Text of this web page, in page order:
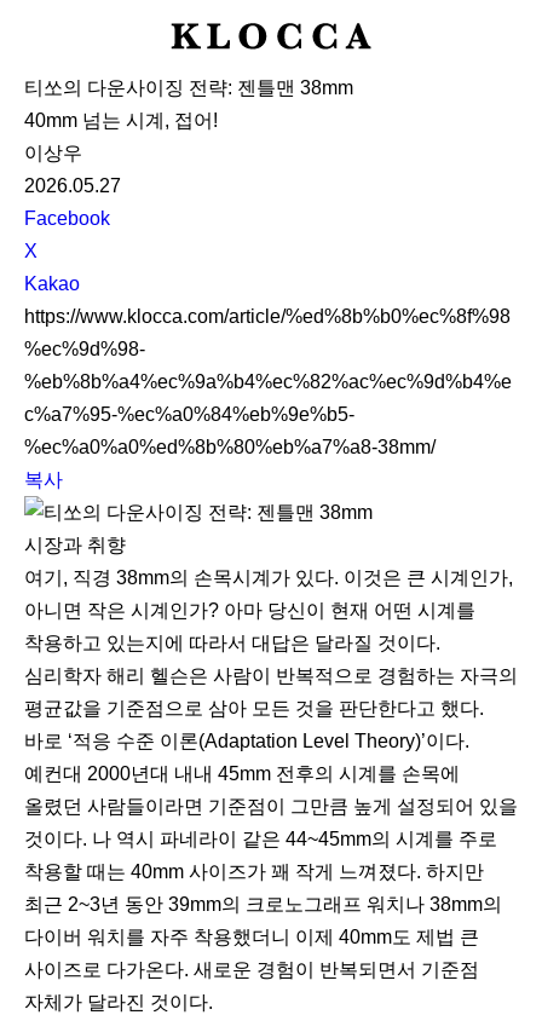
K
O
C
티쏘의 다운사이징 전략: 젠틀맨 38mm
40mm 넘는 시계, 접어!
이상우
2026.05.27
S
N
S
S
h
a
r
e
Facebook
X
Kakao
https://www.klocca.com/article/%ed%8b%b0%ec%8f%98
%ec%9d%98-
%eb%8b%a4%ec%9a%b4%ec%82%ac%ec%9d%b4%e
c%a7%95-%ec%a0%84%eb%9e%b5-
%ec%a0%a0%ed%8b%80%eb%a7%a8-38mm/
복사
시장과 취향
여기, 직경 38mm의 손목시계가 있다. 이것은 큰 시계인가,
아니면 작은 시계인가? 아마 당신이 현재 어떤 시계를
착용하고 있는지에 따라서 대답은 달라질 것이다.
심리학자 해리 헬슨은 사람이 반복적으로 경험하는 자극의
평균값을 기준점으로 삼아 모든 것을 판단한다고 했다.
바로 ‘적응 수준 이론(Adaptation Level Theory)’이다.
예컨대 2000년대 내내 45mm 전후의 시계를 손목에
올렸던 사람들이라면 기준점이 그만큼 높게 설정되어 있을
것이다. 나 역시 파네라이 같은 44~45mm의 시계를 주로
착용할 때는 40mm 사이즈가 꽤 작게 느껴졌다. 하지만
최근 2~3년 동안 39mm의 크로노그래프 워치나 38mm의
다이버 워치를 자주 착용했더니 이제 40mm도 제법 큰
사이즈로 다가온다. 새로운 경험이 반복되면서 기준점
자체가 달라진 것이다.